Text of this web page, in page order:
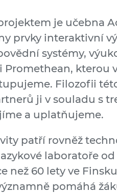
je učebna
prvky interaktivní
systémy,
kterou
Filozofii
ji v souladu s
a uplatňujeme.
patří rovněž
laboratoře
než 60 lety ve
pomáhá